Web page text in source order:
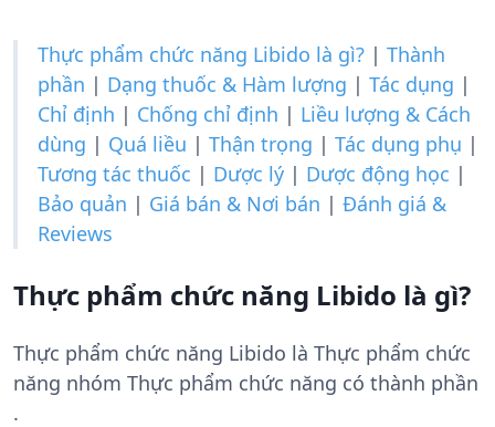
Thực phẩm chức năng Libido là gì? | Thành
phần | Dạng thuốc & Hàm lượng | Tác dụng |
Chỉ định | Chống chỉ định | Liều lượng & Cách
dùng | Quá liều | Thận trọng | Tác dụng phụ |
Tương tác thuốc | Dược lý | Dược động học |
Bảo quản | Giá bán & Nơi bán | Đánh giá &
Reviews
Thực phẩm chức năng Libido là gì?
Thực phẩm chức năng Libido là Thực phẩm chức
năng nhóm Thực phẩm chức năng có thành phần
.